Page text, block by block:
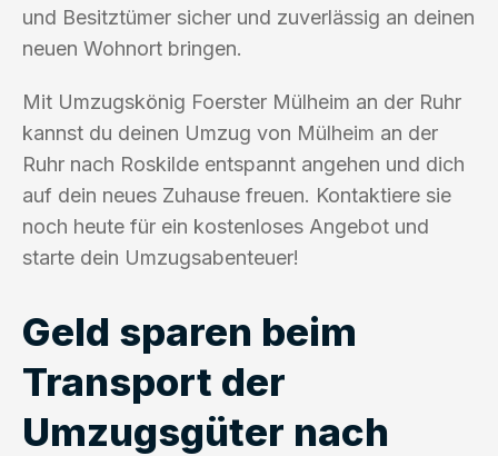
und Besitztümer sicher und zuverlässig an deinen
neuen Wohnort bringen.
Mit Umzugskönig Foerster Mülheim an der Ruhr
kannst du deinen Umzug von Mülheim an der
Ruhr nach Roskilde entspannt angehen und dich
auf dein neues Zuhause freuen. Kontaktiere sie
noch heute für ein kostenloses Angebot und
starte dein Umzugsabenteuer!
Geld sparen beim
Transport der
Umzugsgüter nach